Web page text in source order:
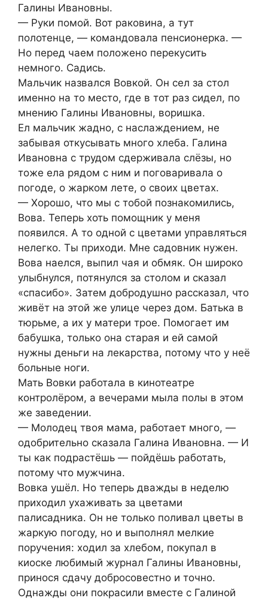
Галины Ивановны.
— Руки помой. Вот раковина, а тут
полотенце, — командовала пенсионерка. —
Но перед чаем положено перекусить
немного. Садись.
Мальчик назвался Вовкой. Он сел за стол
именно на то место, где в тот раз сидел, по
мнению Галины Ивановны, воришка.
Ел мальчик жадно, с наслаждением, не
забывая откусывать много хлеба. Галина
Ивановна с трудом сдерживала слёзы, но
тоже ела рядом с ним и поговаривала о
погоде, о жарком лете, о своих цветах.
— Хорошо, что мы с тобой познакомились,
Вова. Теперь хоть помощник у меня
появился. А то одной с цветами управляться
нелегко. Ты приходи. Мне садовник нужен.
Вова наелся, выпил чая и обмяк. Он широко
улыбнулся, потянулся за столом и сказал
«спасибо». Затем добродушно рассказал, что
живёт на этой же улице через дом. Батька в
тюрьме, а их у матери трое. Помогает им
бабушка, только она старая и ей самой
нужны деньги на лекарства, потому что у неё
больные ноги.
Мать Вовки работала в кинотеатре
контролёром, а вечерами мыла полы в этом
же заведении.
— Молодец твоя мама, работает много, —
одобрительно сказала Галина Ивановна. — И
ты как подрастёшь — пойдёшь работать,
потому что мужчина.
Вовка ушёл. Но теперь дважды в неделю
приходил ухаживать за цветами
палисадника. Он не только поливал цветы в
жаркую погоду, но и выполнял мелкие
поручения: ходил за хлебом, покупал в
киоске любимый журнал Галины Ивановны,
принося сдачу добросовестно и точно.
Однажды они покрасили вместе с Галиной